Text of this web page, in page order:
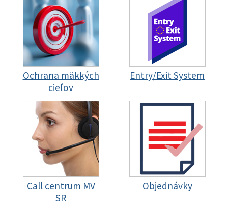
Ochrana mäkkých
cieľov
Entry/Exit System
Call centrum MV
SR
Objednávky